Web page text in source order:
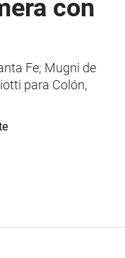
con
Fe; Mugni de
para Colón,